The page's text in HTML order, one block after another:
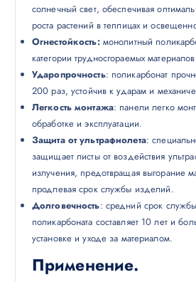
солнечный свет, обеспечивая
роста растений в теплицах и
Огнестойкость: монолитный
категории трудносгораемых
Ударопрочность: поликарбонат
200 раз, устойчив к ударам и
Легкость монтажа: панели легко
обработке и эксплуатации.
Защита от ультрафиолета:
защищает листы от воздействия
излучения, предотвращая выгорание
продлевая срок службы изделий.
Долговечность: средний срок
поликарбоната составляет 10 лет и
установке и уходе за материалом.
Применение.